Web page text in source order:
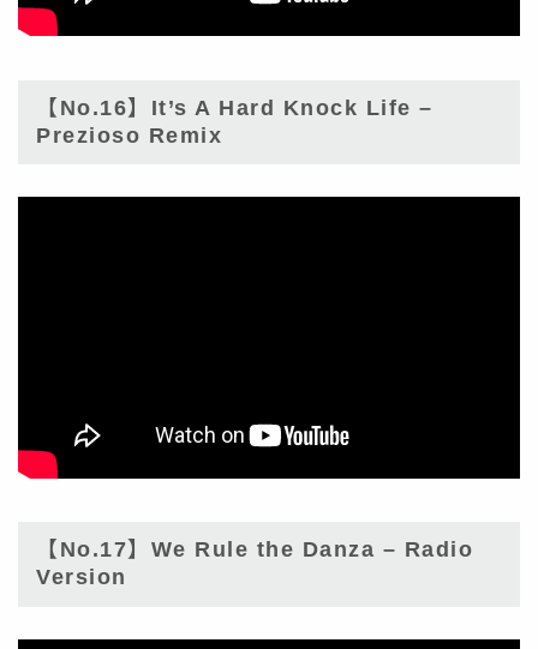
【No.16】It’s A Hard Knock Life –
Prezioso Remix
【No.17】We Rule the Danza – Radio
Version